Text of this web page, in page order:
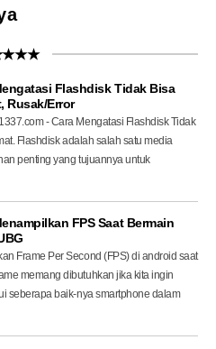
Flashdisk Tidak Bisa
Rusak/Error
- Cara Mengatasi Flashdisk Tidak
Flashdisk adalah salah satu media
penting yang tujuannya untuk
FPS Saat Bermain
Frame Per Second (FPS) di android saat
memang dibutuhkan jika kita ingin
seberapa baik-nya smartphone dalam